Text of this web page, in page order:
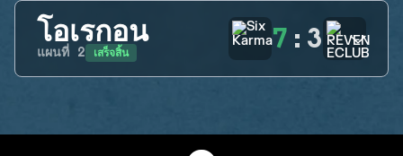
โอเรกอน
แผนที่ 2 เสร็จสิ้น 7 : 3